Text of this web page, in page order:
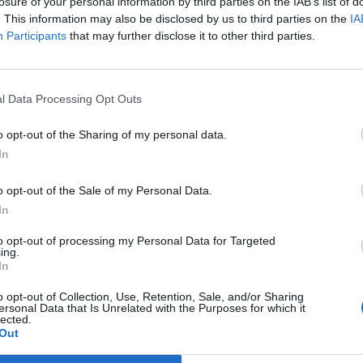
This information may also be disclosed by us to third parties on the
Participants that may further disclose it to other third parties.
Data Processing Opt Outs
opt-out of the Sharing of my personal data.
opt-out of the Sale of my Personal Data.
opt-out of processing my Personal Data for Targeted
opt-out of Collection, Use, Retention, Sale, and/or Sharing
Data that Is Unrelated with the Purposes for which it
eccetera, e gli altri dovrebbero
uguali o simili". La scadenza per la
di Ryanair sembra dunque essere
un'offerta per la parte aviation,
un perimetro ristretto rispetto a quello
però la sopravvivenza del brand,
degli aerei, delle rotte sul lungo
parte manutenzione e il mantenimento
L'offerta sarebbe comunque legata
Leary - ad alcuni licenziamenti,
condizioni del personale e
dei contratti di locazione. "Non
aerei per sostituire la flotta di Alitalia,
un anno o due anni, quindi saremmo
a comprarla, ma sospetto che dato
principali compagnie aeree in Italia,
bloccati dalle regole Ue sulla
visto che abbiamo il 35% del mercato